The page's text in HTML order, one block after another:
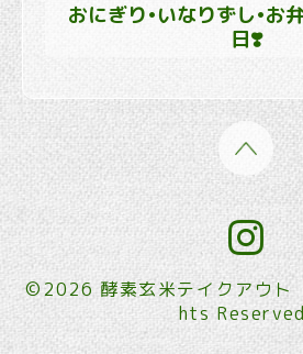
おにぎり•いなりずし•お
日❣️
©2026 酵素玄米テイクアウ
hts